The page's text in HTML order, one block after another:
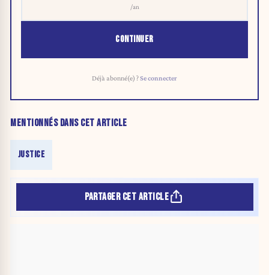
/an
CONTINUER
Déjà abonné(e) ?Se connecter
MENTIONNÉS DANS CET ARTICLE
JUSTICE
PARTAGER CET ARTICLE